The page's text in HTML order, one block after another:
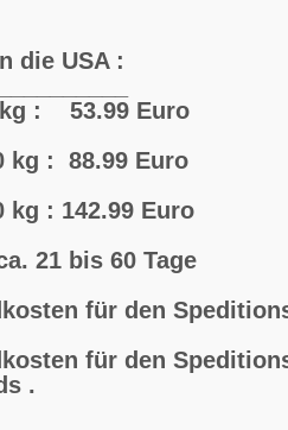
die USA :
kg : 53.99 Euro
kg : 88.99 Euro
kg : 142.99 Euro
21 bis 60 Tage
für den
für den
.